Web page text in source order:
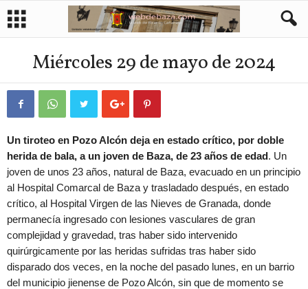
Miércoles 29 de mayo de 2024
Un tiroteo en Pozo Alcón deja en estado crítico, por doble
herida de bala, a un joven de Baza, de 23 años de edad. Un
joven de unos 23 años, natural de Baza, evacuado en un principio
al Hospital Comarcal de Baza y trasladado después, en estado
crítico, al Hospital Virgen de las Nieves de Granada, donde
permanecía ingresado con lesiones vasculares de gran
complejidad y gravedad, tras haber sido intervenido
quirúrgicamente por las heridas sufridas tras haber sido
disparado dos veces, en la noche del pasado lunes, en un barrio
del municipio jienense de Pozo Alcón, sin que de momento se